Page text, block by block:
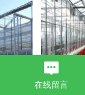
玻璃温
在线留言